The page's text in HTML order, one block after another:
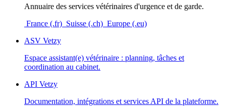
Annuaire des services vétérinaires d'urgence et de garde.
France (.fr) Suisse (.ch) Europe (.eu)
ASV Vetzy
Espace assistant(e) vétérinaire : planning, tâches et
coordination au cabinet.
API Vetzy
Documentation, intégrations et services API de la plateforme.